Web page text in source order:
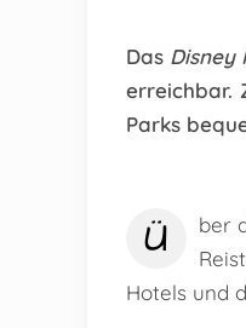
Das Disney
erreichbar.
Parks
Ü ber
Hotels und